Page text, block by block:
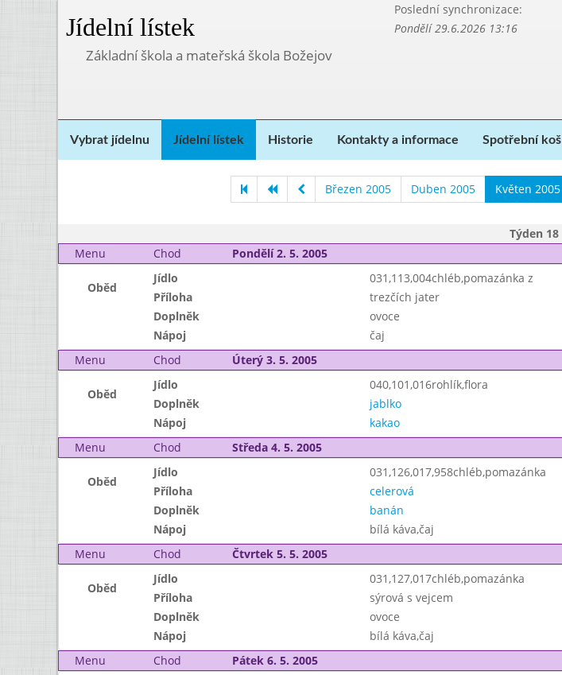
Jídelní lístek
Poslední synchronizace:
Pondělí 29.6.2026 13:16
Základní škola a mateřská škola Božejov
Vybrat jídelnu Jídelní lístek Historie Kontakty a informace Spotřební koš
Březen 2005 Duben 2005 Květen 2005
Týden 18
Menu
Chod Pondělí 2. 5. 2005
Oběd
Jídlo
031,113,004chléb,pomazánka z
Příloha
trezčích jater
Doplněk
ovoce
Nápoj
čaj
Menu
Chod Úterý 3. 5. 2005
Oběd
Jídlo
040,101,016rohlík,flora
Doplněk
jablko
Nápoj
kakao
Menu
Chod Středa 4. 5. 2005
Oběd
Jídlo
031,126,017,958chléb,pomazánka
Příloha
celerová
Doplněk
banán
Nápoj
bílá káva,čaj
Menu
Chod Čtvrtek 5. 5. 2005
Oběd
Jídlo
031,127,017chléb,pomazánka
Příloha
sýrová s vejcem
Doplněk
ovoce
Nápoj
bílá káva,čaj
Menu
Chod Pátek 6. 5. 2005